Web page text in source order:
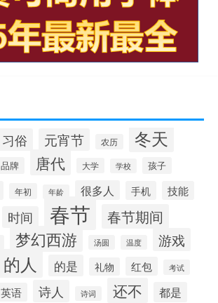
习俗 元宵节 农历 冬天
品牌 唐代 大学 学校 孩子
年初 年龄 很多人 手机 技能
时间 春节 春节期间
梦幻西游 汤圆 温度 游戏
的人 的是 礼物 红包 考试
英语 诗人 诗词 还不 都是